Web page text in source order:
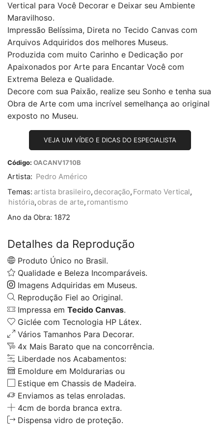
Vertical para Você Decorar e Deixar seu Ambiente
Maravilhoso.
Impressão Belíssima, Direta no Tecido Canvas com
Arquivos Adquiridos dos melhores Museus.
Produzida com muito Carinho e Dedicação por
Apaixonados por Arte para Encantar Você com
Extrema Beleza e Qualidade.
Decore com sua Paixão, realize seu Sonho e tenha sua
Obra de Arte com uma incrível semelhança ao original
exposto no Museu.
VEJA UM VÍDEO E DICAS DO ESPECIALISTA
Código: OACANV1710B
Artista: Pedro Américo
Temas: artista brasileiro, decoração, Formato Vertical,
história, obras de arte, romantismo
Ano da Obra: 1872
Detalhes da Reprodução
Produto Único no Brasil.
Qualidade e Beleza Incomparáveis.
Imagens Adquiridas em Museus.
Reprodução Fiel ao Original.
Impressa em Tecido Canvas.
Giclée com Tecnologia HP Látex.
Vários Tamanhos Para Decorar.
4x Mais Barato que na concorrência.
Liberdade nos Acabamentos:
Emoldure em Moldurarias ou
Estique em Chassis de Madeira.
Enviamos as telas enroladas.
4cm de borda branca extra.
Dispensa vidro de proteção.